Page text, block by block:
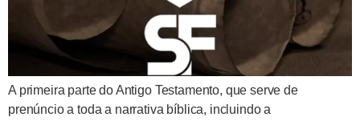
A primeira parte do Antigo Testamento, que serve de
prenúncio a toda a narrativa bíblica, incluindo a